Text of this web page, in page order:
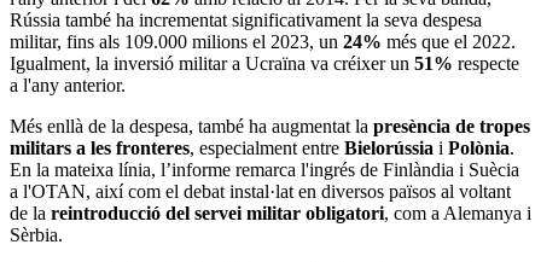
Rússia també ha incrementat significativament la seva despesa
militar, fins als 109.000 milions el 2023, un 24% més que el 2022.
Igualment, la inversió militar a Ucraïna va créixer un 51% respecte
a l'any anterior.
Més enllà de la despesa, també ha augmentat la presència de tropes
militars a les fronteres, especialment entre Bielorússia i Polònia.
En la mateixa línia, l’informe remarca l'ingrés de Finlàndia i Suècia
a l'OTAN, així com el debat instal·lat en diversos països al voltant
de la reintroducció del servei militar obligatori, com a Alemanya i
Sèrbia.